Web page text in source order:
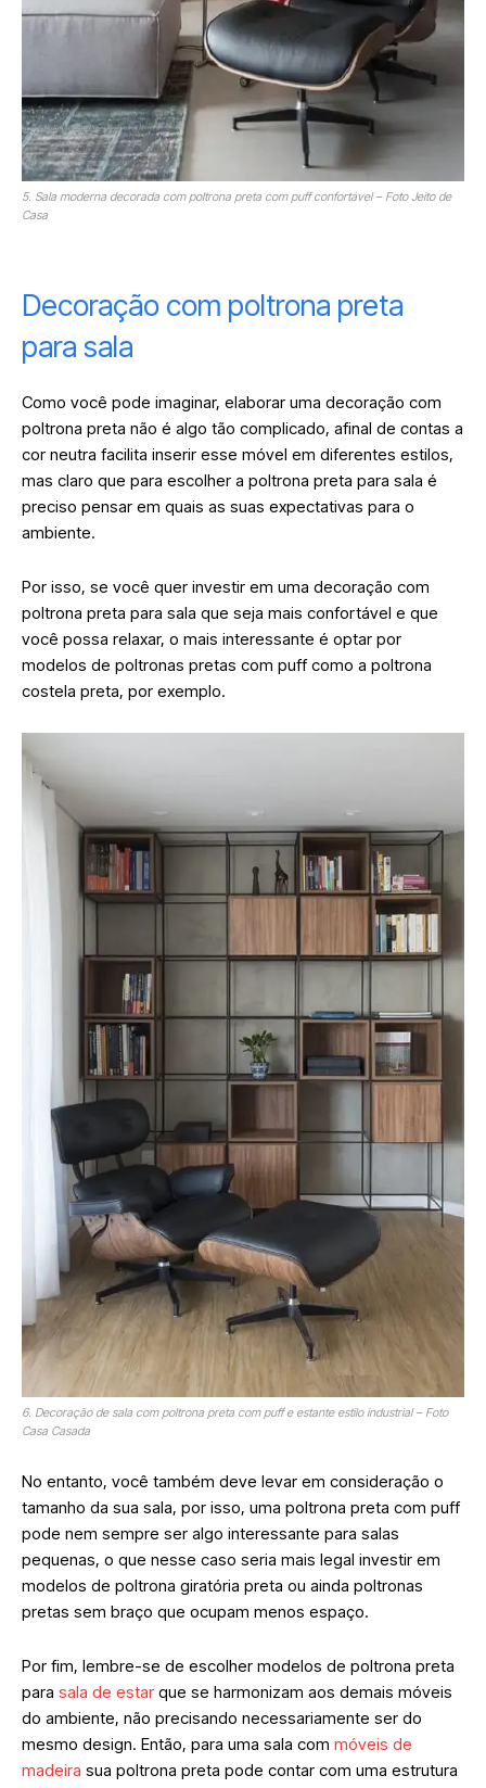
5. Sala moderna decorada com poltrona preta com puff confortável – Foto Jeito de
Casa
Decoração com poltrona preta
para sala
Como você pode imaginar, elaborar uma decoração com
poltrona preta não é algo tão complicado, afinal de contas a
cor neutra facilita inserir esse móvel em diferentes estilos,
mas claro que para escolher a poltrona preta para sala é
preciso pensar em quais as suas expectativas para o
ambiente.
Por isso, se você quer investir em uma decoração com
poltrona preta para sala que seja mais confortável e que
você possa relaxar, o mais interessante é optar por
modelos de poltronas pretas com puff como a poltrona
costela preta, por exemplo.
6. Decoração de sala com poltrona preta com puff e estante estilo industrial – Foto
Casa Casada
No entanto, você também deve levar em consideração o
tamanho da sua sala, por isso, uma poltrona preta com puff
pode nem sempre ser algo interessante para salas
pequenas, o que nesse caso seria mais legal investir em
modelos de poltrona giratória preta ou ainda poltronas
pretas sem braço que ocupam menos espaço.
Por fim, lembre-se de escolher modelos de poltrona preta
para sala de estar que se harmonizam aos demais móveis
do ambiente, não precisando necessariamente ser do
mesmo design. Então, para uma sala com móveis de
madeira sua poltrona preta pode contar com uma estrutura